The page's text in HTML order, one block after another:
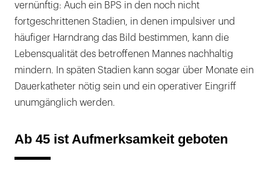
vernünftig: Auch ein BPS in den noch nicht
fortgeschrittenen Stadien, in denen impulsiver und
häufiger Harndrang das Bild bestimmen, kann die
Lebensqualität des betroffenen Mannes nachhaltig
mindern. In späten Stadien kann sogar über Monate ein
Dauerkatheter nötig sein und ein operativer Eingriff
unumgänglich werden.
Ab 45 ist Aufmerksamkeit geboten